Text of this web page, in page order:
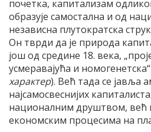
почетка, капитализам
образује самостална и од
независна плутократска
Он тврди да је природа
још од средине 18. века,
усмеравајућа и
характер). Већ тада се јавља
најсамосвеснијих
националним друштвом, већ
економским процесима на